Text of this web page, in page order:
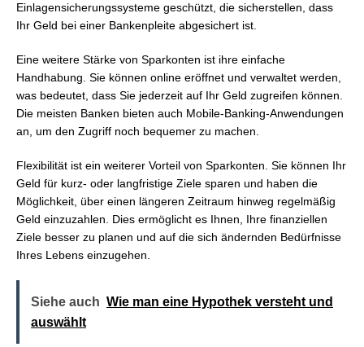
Einlagensicherungssysteme geschützt, die sicherstellen, dass
Ihr Geld bei einer Bankenpleite abgesichert ist.
Eine weitere Stärke von Sparkonten ist ihre einfache
Handhabung. Sie können online eröffnet und verwaltet werden,
was bedeutet, dass Sie jederzeit auf Ihr Geld zugreifen können.
Die meisten Banken bieten auch Mobile-Banking-Anwendungen
an, um den Zugriff noch bequemer zu machen.
Flexibilität ist ein weiterer Vorteil von Sparkonten. Sie können Ihr
Geld für kurz- oder langfristige Ziele sparen und haben die
Möglichkeit, über einen längeren Zeitraum hinweg regelmäßig
Geld einzuzahlen. Dies ermöglicht es Ihnen, Ihre finanziellen
Ziele besser zu planen und auf die sich ändernden Bedürfnisse
Ihres Lebens einzugehen.
Siehe auch Wie man eine Hypothek versteht und
auswählt